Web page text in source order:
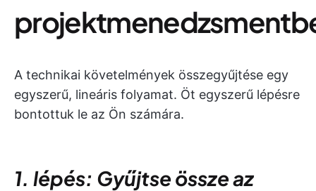
A technikai követelmények összegyűjtése egy
egyszerű, lineáris folyamat. Öt egyszerű lépésre
bontottuk le az Ön számára.
1. lépés: Gyűjtse össze az